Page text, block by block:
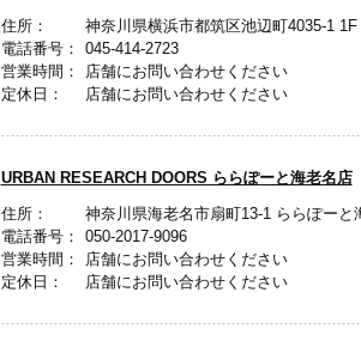
住所：
神奈川県横浜市都筑区池辺町4035-1 1F
電話番号：
045-414-2723
営業時間：
店舗にお問い合わせください
定休日：
店舗にお問い合わせください
URBAN RESEARCH DOORS ららぽーと海老名店
住所：
神奈川県海老名市扇町13-1 ららぽーと
電話番号：
050-2017-9096
営業時間：
店舗にお問い合わせください
定休日：
店舗にお問い合わせください